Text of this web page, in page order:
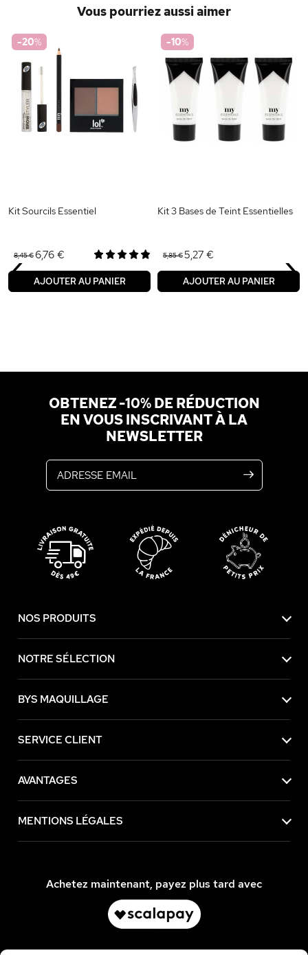
Vous pourriez aussi aimer
-20%
Kit Sourcils Essentiel
8,45 €6,76 €
AJOUTER AU PANIER
-10%
Kit 3 Bases de Teint Essentielles
5,85 €5,27 €
AJOUTER AU PANIER
‹ ›
OBTENEZ -10% DE RÉDUCTION
EN VOUS INSCRIVANT À LA
NEWSLETTER
NOS PRODUITS
NOTRE SÉLECTION
BYS MAQUILLAGE
SERVICE CLIENT
AVANTAGES
MENTIONS LÉGALES
Achetez maintenant, payez plus tard avec
sûrs que le contenu de ce site vous intéresse
mais on aimerait bien vous accompagner
Les données personnelles et cookies peuvent
la personnalisation des annonces.